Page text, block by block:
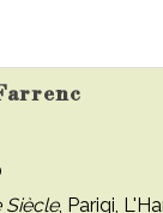
Siècle, Parigi,